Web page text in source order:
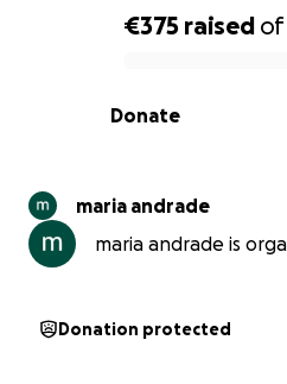
0% complete
€375 raised of
Donate
maria andrade
maria andrade is
Donation protected